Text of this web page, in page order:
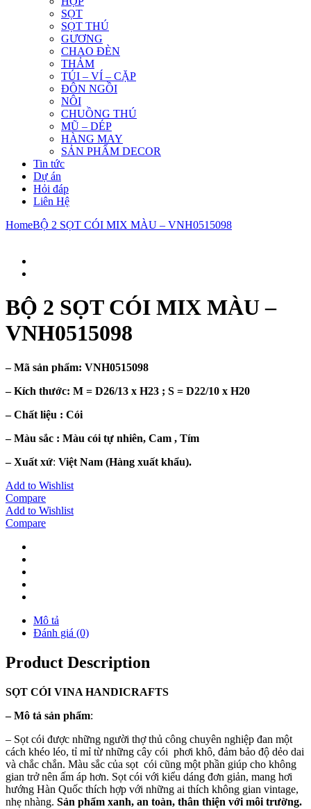
SỌT
SỌT THÚ
GƯƠNG
CHAO ĐÈN
THẢM
TÚI – VÍ – CẶP
ĐÔN NGỒI
NÔI
CHUỒNG THÚ
MŨ – DÉP
HÀNG MAY
SẢN PHẨM DECOR
Tin tức
Dự án
Hỏi đáp
Liên Hệ
HomeBỘ 2 SỌT CÓI MIX MÀU – VNH0515098
BỘ 2 SỌT CÓI MIX MÀU –
VNH0515098
– Mã sản phẩm: VNH0515098
– Kích thước: M = D26/13 x H23 ; S = D22/10 x H20
– Chất liệu : Cói
– Màu sắc : Màu cói tự nhiên, Cam , Tím
– Xuất xứ: Việt Nam (Hàng xuất khẩu).
Add to Wishlist
Compare
Add to Wishlist
Compare
Mô tả
Đánh giá (0)
Product Description
SỌT CÓI VINA HANDICRAFTS
–Mô tả sản phẩm:
– Sọt cói được những người thợ thủ công chuyên nghiệp đan một
cách khéo léo, tỉ mỉ từ những cây cói phơi khô, đảm bảo độ dẻo dai
và chắc chắn. Màu sắc của sọt cói cũng một phần giúp cho không
gian trở nên ấm áp hơn. Sọt cói với kiểu dáng đơn giản, mang hơi
hướng Hàn Quốc thích hợp với những ai thích không gian vintage,
nhẹ nhàng. Sản phẩm xanh, an toàn, thân thiện với môi trường.